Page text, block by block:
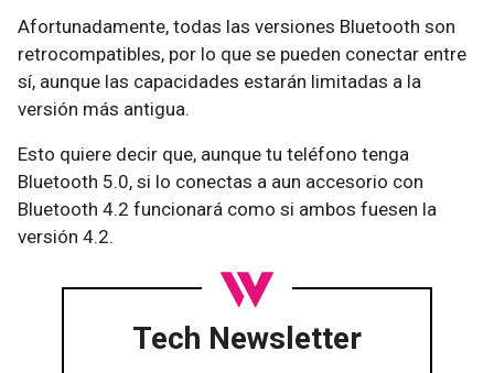
Afortunadamente, todas las versiones Bluetooth son
retrocompatibles, por lo que se pueden conectar entre
sí, aunque las capacidades estarán limitadas a la
versión más antigua.
Esto quiere decir que, aunque tu teléfono tenga
Bluetooth 5.0, si lo conectas a aun accesorio con
Bluetooth 4.2 funcionará como si ambos fuesen la
versión 4.2.
Tech Newsletter